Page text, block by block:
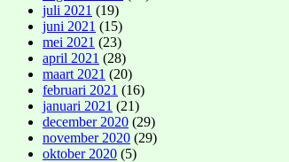
juli 2021 (19)
juni 2021 (15)
mei 2021 (23)
april 2021 (28)
maart 2021 (20)
februari 2021 (16)
januari 2021 (21)
december 2020 (29)
november 2020 (29)
oktober 2020 (5)